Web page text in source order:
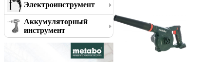
Электроинструмент
Аккумуляторный
инструмент